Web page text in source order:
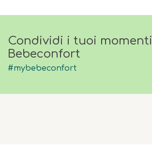
Condividi i tuoi momenti
Bebeconfort
#mybebeconfort